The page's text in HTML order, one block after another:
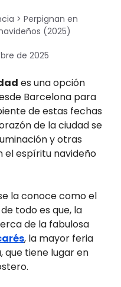
> Perpignan en
(2025)
de 2025
es una opción
Barcelona para
de estas fechas
de la ciudad se
y otras
el espíritu navideño
la conoce como el
todo es que, la
de la fabulosa
, la mayor feria
que tiene lugar en